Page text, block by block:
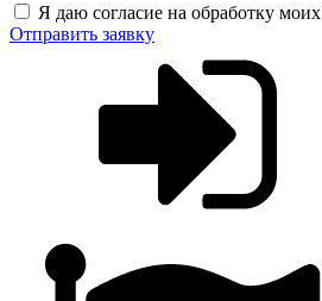
Я даю согласие на обработку моих
Отправить заявку